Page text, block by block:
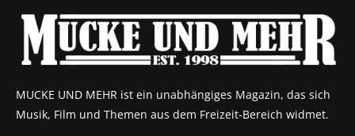
MUCKE UND MEHR ist ein unabhängiges Magazin, das sich
Musik, Film und Themen aus dem Freizeit-Bereich widmet.